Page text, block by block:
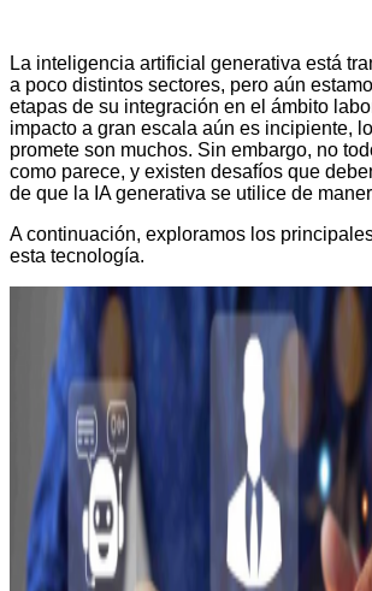
La inteligencia artificial generativa está
a poco distintos sectores, pero aún
etapas de su integración en el ámbito
impacto a gran escala aún es incipiente,
promete son muchos. Sin embargo, no
como parece, y existen desafíos que
de que la IA generativa se utilice de
A continuación, exploramos los
esta tecnología.